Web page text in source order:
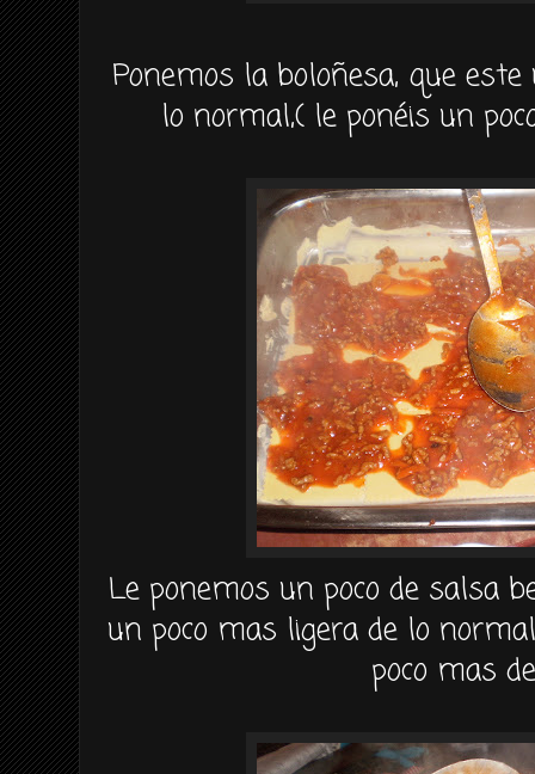
Ponemos la boloñesa, que
lo normal,( le ponéis un
Le ponemos un poco de salsa
un poco mas ligera de lo
poco mas